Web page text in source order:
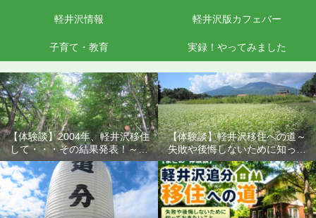
軽井沢情報 軽井沢版カフェバー
子育て・教育 実録！やってみました
【体験談】2004年、軽井沢移住
して・・・その結果発表！～失
敗や後悔しないために知ってお
きたいこと
【体験談】軽井沢移住への道～
失敗や後悔しないために知って
おきたいこと